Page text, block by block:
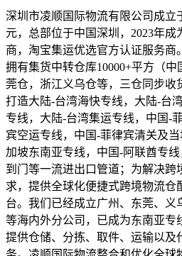
深圳市凌顺国际物流有限公司成立
元，总部位于中国深圳，2023年成
商，淘宝集运优选官方认证服务商
拥有集货中转仓库10000+平方（中
莞仓，浙江义乌仓等，三仓同步收
打造大陆-台湾海快专线，大陆-台
专线，大陆-台湾集运专线，中国-
宾空运专线，中国-菲律宾清关及当
加坡东南亚专线，中国-阿联酋专线
到门等一流进出口管道；为解决跨
求，提供全球化便捷式跨境物流仓
台。我们已经成立广州、东莞、义
等海内外分公司，已成为东南亚专
提供仓储、分拣、取件、运输以及